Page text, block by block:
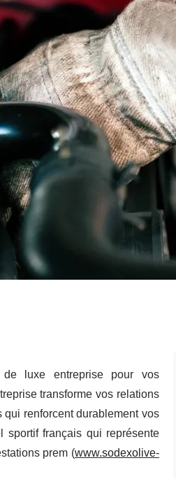
de luxe entreprise pour vos
transforme vos relations
renforcent durablement vos
sportif français qui représente
prem (www.sodexolive-